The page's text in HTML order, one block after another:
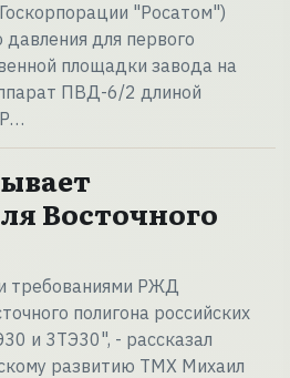
"Росатом")
для первого
площадки завода на
ПВД-6/2 длиной
Восточного
требованиями РЖД
полигона российских
и 3ТЭ30", - рассказал
развитию ТМХ Михаил